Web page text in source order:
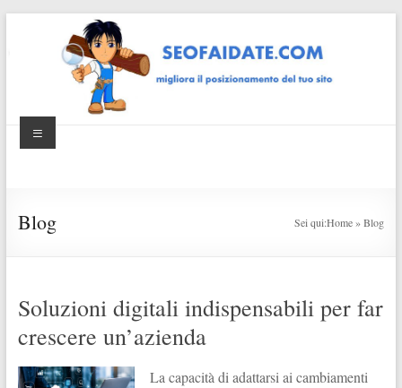
del tuo sito
Menu
Blog Sei qui:Home»Blog
Soluzioni digitali indispensabili per far
crescere un’azienda
La capacità di adattarsi ai cambiamenti